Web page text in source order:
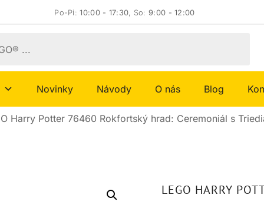
Po-Pi:10:00 - 17:30, So:9:00 - 12:00
Novinky Návody O nás Blog
Harry Potter 76460 Rokfortský hrad: Ceremoniál s
LEGO HARRY